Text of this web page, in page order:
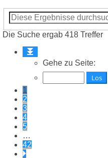
Die Suche ergab 418 Treffer
1
42
Gehe zu Seite:
1
2
3
4
5
…
42
Nächste